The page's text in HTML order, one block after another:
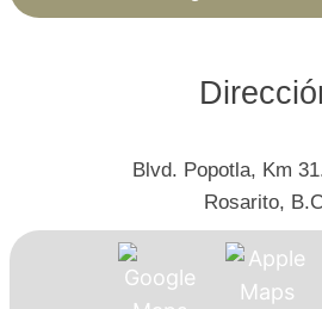
Blvd. Popotla, Km
Rosarito,